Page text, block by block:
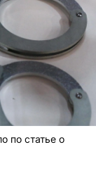
по статье о